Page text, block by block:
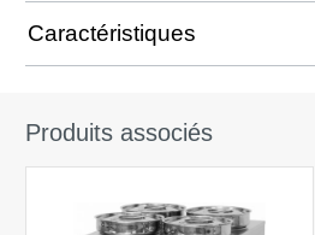
Caractéristiques
Produits associés